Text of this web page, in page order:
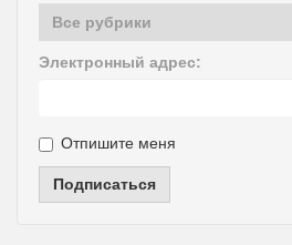
Электронный адрес:
Отпишите меня
Подписаться